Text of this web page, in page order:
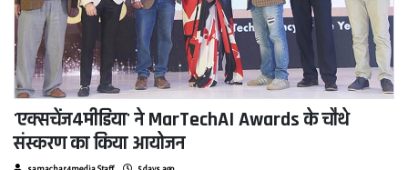
'एक्सचेंज4मीडिया' ने MarTechAI Awards के चौथे
संस्करण का किया आयोजन